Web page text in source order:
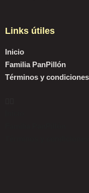
Links útiles
Inicio
Familia PanPillón
Términos y condiciones